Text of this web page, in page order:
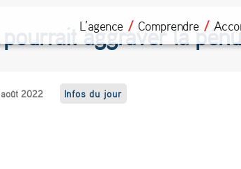
L’agence Comprendre
aggraver la
2022 Infos du jour